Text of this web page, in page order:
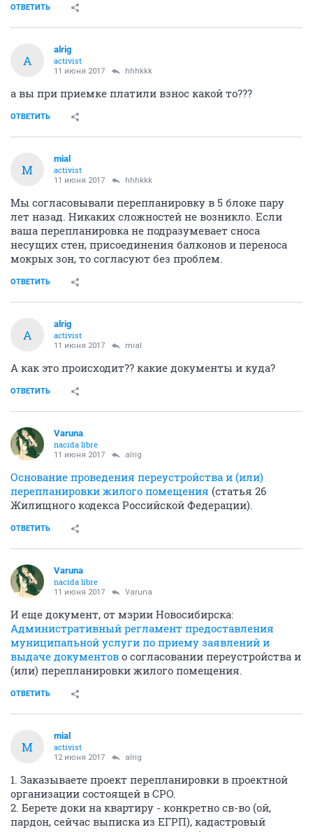
ОТВЕТИТЬ
A
alrig
activist
11 июня 2017 hhhkkk
а вы при приемке платили взнос какой то???
ОТВЕТИТЬ
M
mial
activist
11 июня 2017 hhhkkk
Мы согласовывали перепланировку в 5 блоке пару
лет назад. Никаких сложностей не возникло. Если
ваша перепланировка не подразумевает сноса
несущих стен, присоединения балконов и переноса
мокрых зон, то согласуют без проблем.
ОТВЕТИТЬ
A
alrig
activist
11 июня 2017 mial
А как это происходит?? какие документы и куда?
ОТВЕТИТЬ
Varuna
nacida libre
11 июня 2017 alrig
Основание проведения переустройства и (или)
перепланировки жилого помещения (статья 26
Жилищного кодекса Российской Федерации).
ОТВЕТИТЬ
Varuna
nacida libre
11 июня 2017 Varuna
И еще документ, от мэрии Новосибирска:
Административный регламент предоставления
муниципальной услуги по приему заявлений и
выдаче документов о согласовании переустройства и
(или) перепланировки жилого помещения.
ОТВЕТИТЬ
M
mial
activist
12 июня 2017 alrig
1. Заказываете проект перепланировки в проектной
организации состоящей в СРО.
2. Берете доки на квартиру - конкретно св-во (ой,
пардон, сейчас выписка из ЕГРП), кадастровый